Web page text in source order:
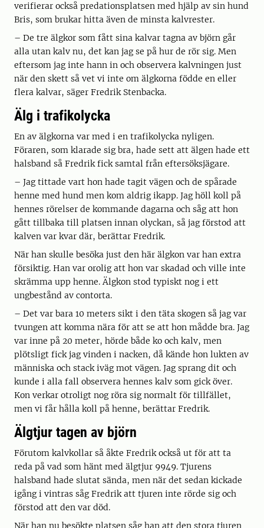
verifierar också predationsplatsen med hjälp av sin hund
Bris, som brukar hitta även de minsta kalvrester.
– De tre älgkor som fått sina kalvar tagna av björn går
alla utan kalv nu, det kan jag se på hur de rör sig. Men
eftersom jag inte hann in och observera kalvningen just
när den skett så vet vi inte om älgkorna födde en eller
flera kalvar, säger Fredrik Stenbacka.
Älg i trafikolycka
En av älgkorna var med i en trafikolycka nyligen.
Föraren, som klarade sig bra, hade sett att älgen hade ett
halsband så Fredrik fick samtal från eftersöksjägare.
– Jag tittade vart hon hade tagit vägen och de spårade
henne med hund men kom aldrig ikapp. Jag höll koll på
hennes rörelser de kommande dagarna och såg att hon
gått tillbaka till platsen innan olyckan, så jag förstod att
kalven var kvar där, berättar Fredrik.
När han skulle besöka just den här älgkon var han extra
försiktig. Han var orolig att hon var skadad och ville inte
skrämma upp henne. Älgkon stod typiskt nog i ett
ungbestånd av contorta.
– Det var bara 10 meters sikt i den täta skogen så jag var
tvungen att komma nära för att se att hon mådde bra. Jag
var inne på 20 meter, hörde både ko och kalv, men
plötsligt fick jag vinden i nacken, då kände hon lukten av
människa och stack iväg mot vägen. Jag sprang dit och
kunde i alla fall observera hennes kalv som gick över.
Kon verkar otroligt nog röra sig normalt för tillfället,
men vi får hålla koll på henne, berättar Fredrik.
Älgtjur tagen av björn
Förutom kalvkollar så åkte Fredrik också ut för att ta
reda på vad som hänt med älgtjur 9949. Tjurens
halsband hade slutat sända, men när det sedan kickade
igång i vintras såg Fredrik att tjuren inte rörde sig och
förstod att den var död.
När han nu besökte platsen såg han att den stora tjuren